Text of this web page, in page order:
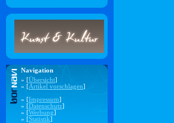
Navigation
» [Übersicht]
» [Artikel vorschlagen]
» [Impressum]
» [Datenschutz]
» [Werbung]
» [Statistik]